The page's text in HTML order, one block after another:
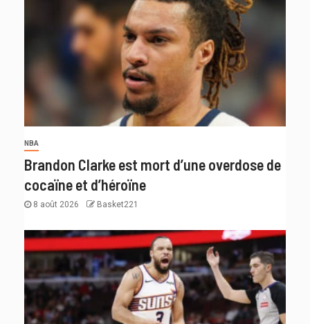
NBA
Brandon Clarke est mort d’une overdose de
cocaïne et d’héroïne
8 août 2026 Basket221